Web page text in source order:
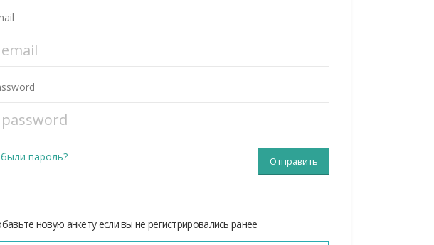
пароль?
новую анкету если вы не регистрировались ранее